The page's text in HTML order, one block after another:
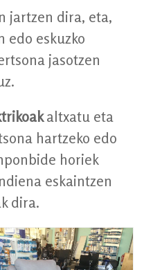
jartzen dira, eta,
edo eskuzko
jasotzen
altxatu eta
hartzeko edo
horiek
eskaintzen
dira.